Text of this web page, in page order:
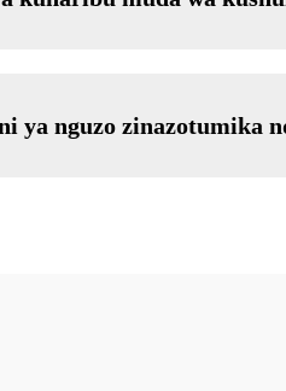
ya nguzo zinazotumika